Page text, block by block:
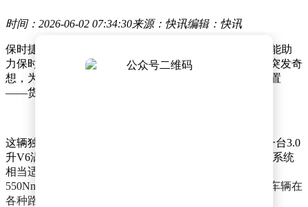
时间：2026-06-02 07:34:30来源：快讯编辑：快讯
保时捷卡宴，作为品牌旗下首款SUV车型，曾以卓越性能助
力保时捷销量创下新高。然而，一位第二代卡宴车主却突发奇
想，为这款豪华SUV增添了一项保时捷从未设想过的配置
——货斗，将其改装成了一辆皮卡。
这辆独特的皮卡版卡宴基于2011款卡宴S打造，搭载了一台3.0
升V6涡轮增压柴油发动机。从账面数据来看，这套动力系统
相当适合载货：最大功率达到240马力，峰值扭矩高达
550Nm，配合八速自动变速箱与全时四驱系统，确保了车辆在
各种路况下的稳定行驶。